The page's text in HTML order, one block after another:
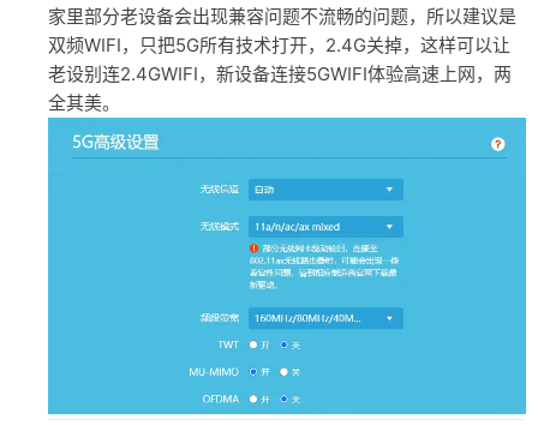
家里部分老设备会出现兼容问题不流畅的问题，所以建议是
双频WIFI，只把5G所有技术打开，2.4G关掉，这样可以让
老设别连2.4GWIFI，新设备连接5GWIFI体验高速上网，两
全其美。